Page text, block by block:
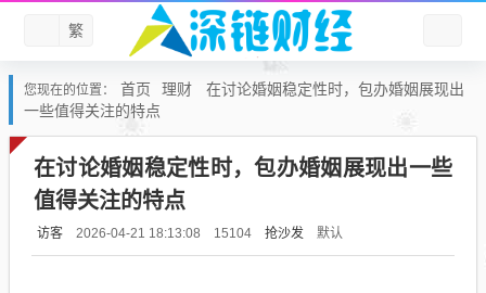
繁
您现在的位置： 首页 理财
在讨论婚姻稳定性时，包办婚姻展现出
一些值得关注的特点
在讨论婚姻稳定性时，包办婚姻展现出一些
值得关注的特点
访客 2026-04-21 18:13:08 15104 抢沙发 默认